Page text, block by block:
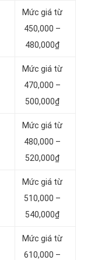
Mức giá từ
450,000 –
480,000₫
Mức giá từ
470,000 –
500,000₫
Mức giá từ
480,000 –
520,000₫
Mức giá từ
510,000 –
540,000₫
Mức giá từ
610,000 –